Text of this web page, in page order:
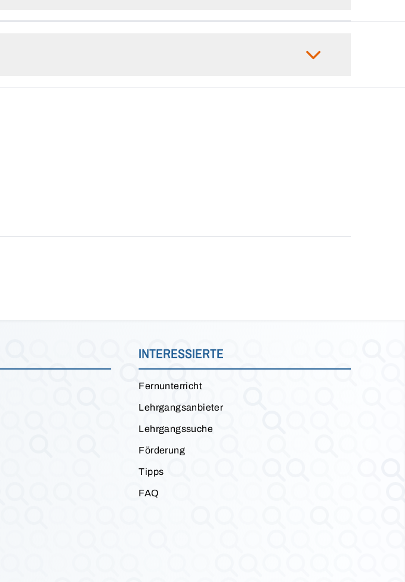
INTERESSIERTE
Fernunterricht
Lehrgangsanbieter
Lehrgangssuche
Förderung
Tipps
FAQ